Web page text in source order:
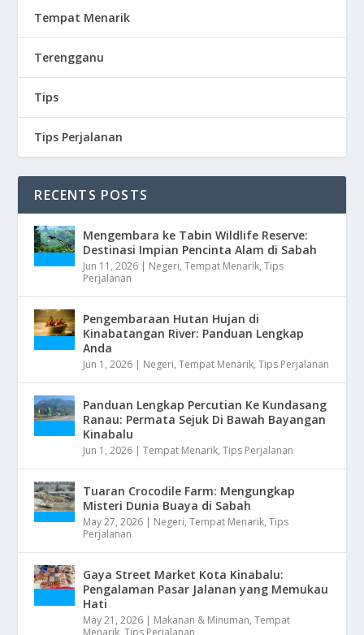
Tempat Menarik
Terengganu
Tips
Tips Perjalanan
RECENTS POSTS
Mengembara ke Tabin Wildlife Reserve:
Destinasi Impian Pencinta Alam di Sabah
Jun 11, 2026 | Negeri,Tempat Menarik,Tips
Perjalanan
Pengembaraan Hutan Hujan di
Kinabatangan River: Panduan Lengkap
Anda
Jun 1, 2026 | Negeri,Tempat Menarik,Tips Perjalanan
Panduan Lengkap Percutian Ke Kundasang
Ranau: Permata Sejuk Di Bawah Bayangan
Kinabalu
Jun 1, 2026 |Tempat Menarik,Tips Perjalanan
Tuaran Crocodile Farm: Mengungkap
Misteri Dunia Buaya di Sabah
May 27, 2026 | Negeri,Tempat Menarik,Tips
Perjalanan
Gaya Street Market Kota Kinabalu:
Pengalaman Pasar Jalanan yang Memukau
Hati
May 21, 2026 | Makanan & Minuman,Tempat
Menarik ,Tips Perjalanan